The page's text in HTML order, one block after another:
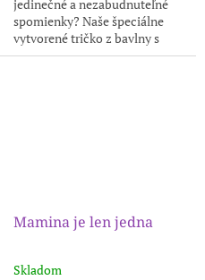
jedinečné a nezabudnuteľné
spomienky? Naše špeciálne
vytvorené tričko z bavlny s
potlačou ručičiek s menami
Mamina je len jedna
Skladom